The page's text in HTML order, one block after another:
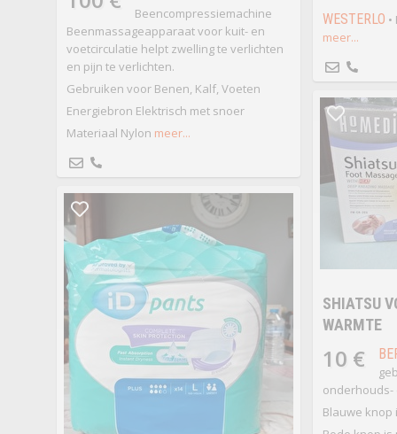
WESTERLO
meer...
Beencompressiemachine
Beenmassageapparaat voor kuit- en
voetcirculatie helpt zwelling te verlichten
en pijn te verlichten.
Gebruiken voor Benen, Kalf, Voeten
Energiebron Elektrisch met snoer
Materiaal Nylon meer...
SHIATSU
WARMTE
10 €
onderhouds-
Blauwe knop